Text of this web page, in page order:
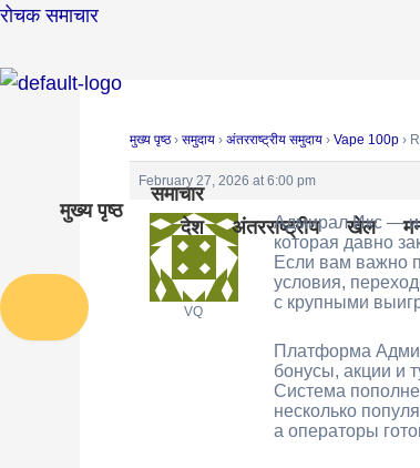
Skip
content
रोचक समाचार
मुख्य पृष्ठ
समाचार
देश
अंतरराष्ट्रीय खेल
Humberger Toggle Menu
मुख्य पृष्ठ › समुदाय › अंतरराष्ट्रीय समुदाय › Vape 100p ›
February 27, 2026 at 6:00 pm
VQ
Адмирал Икс —
которая давно
Если вам важно
условия,
с крупными
Платформа
бонусы, акции и
Система
несколько
а операторы
Post